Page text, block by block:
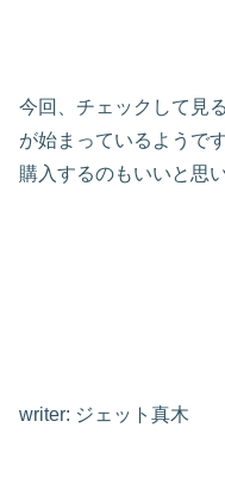
今回、チェックして見
が始まっているようで
購入するのもいいと思い
writer: ジェット真木